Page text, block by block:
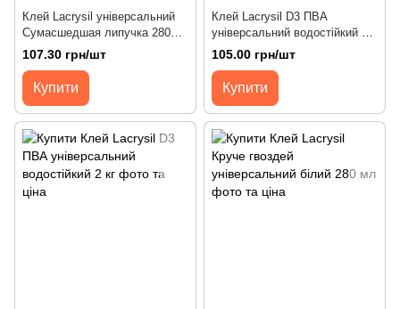
Клей Lacrysil універсальний
Сумасшедшая липучка 280
мл
107.30 грн/шт
Купити
Клей Lacrysil D3 ПВА
універсальний водостійкий 0,4
кг
105.00 грн/шт
Купити